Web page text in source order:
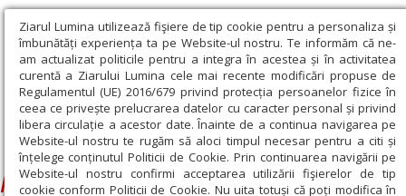
Ziarul Lumina utilizează fişiere de tip cookie pentru a personaliza și
îmbunătăți experiența ta pe Website-ul nostru. Te informăm că ne-
am actualizat politicile pentru a integra în acestea și în activitatea
curentă a Ziarului Lumina cele mai recente modificări propuse de
Regulamentul (UE) 2016/679 privind protecția persoanelor fizice în
ceea ce privește prelucrarea datelor cu caracter personal și privind
libera circulație a acestor date. Înainte de a continua navigarea pe
Website-ul nostru te rugăm să aloci timpul necesar pentru a citi și
înțelege conținutul Politicii de Cookie. Prin continuarea navigării pe
Website-ul nostru confirmi acceptarea utilizării fişierelor de tip
cookie conform Politicii de Cookie. Nu uita totuși că poți modifica în
Ziarul Lumina › Ignatie, Episcopul Huşilor
Ignatie, Episcopul Huşilor